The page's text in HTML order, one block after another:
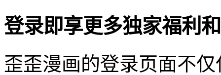
登录即享更多独家福利
歪歪漫画的登录页面不